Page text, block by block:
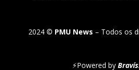
2024 © PMU News – Todos os
⚡Powered by